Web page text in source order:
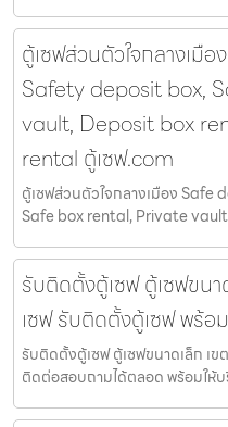
ตู้เซฟส่วนตัวใจกลางเมื
Safety deposit box,
vault, Deposit box
rental ตู้เซฟ.com
ตู้เซฟส่วนตัวใจกลางเมือง
Safe box rental, Private
รับติดตั้งตู้เซฟ ตู้เซฟขน
เซฟ รับติดตั้งตู้เซฟ พร้
รับติดตั้งตู้เซฟ ตู้เซฟขนาดเล็ก เ
ติดต่อสอบถามได้ตลอด พร้อมให้บ